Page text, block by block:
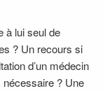
à lui seul de
? Un recours si
d’un médecin
? Une